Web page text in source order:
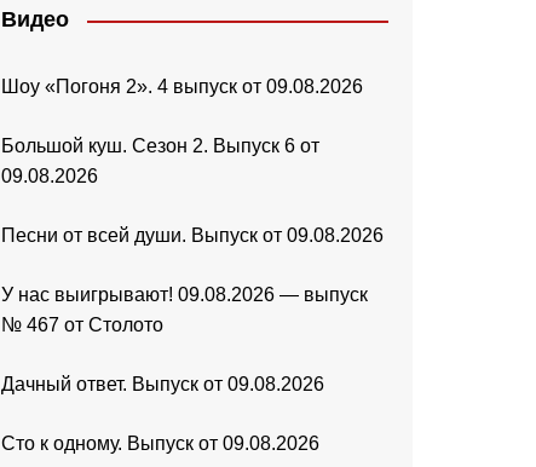
Видео
Шоу «Погоня 2». 4 выпуск от 09.08.2026
Большой куш. Сезон 2. Выпуск 6 от
09.08.2026
Песни от всей души. Выпуск от 09.08.2026
У нас выигрывают! 09.08.2026 — выпуск
№ 467 от Столото
Дачный ответ. Выпуск от 09.08.2026
Сто к одному. Выпуск от 09.08.2026